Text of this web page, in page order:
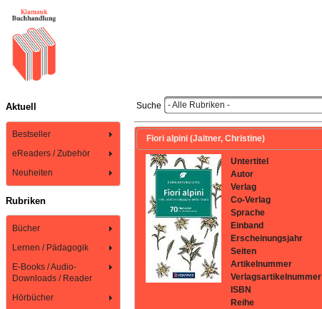
Aktuell
Bestseller
eReaders / Zubehör
Neuheiten
Rubriken
Bücher
Lernen / Pädagogik
E-Books / Audio-
Downloads / Reader
Hörbücher
Suche - Alle Rubriken -
Fiori alpini (Jaitner, Christine)
Untertitel
Autor
Verlag
Co-Verlag
Sprache
Einband
Erscheinungsjahr
Seiten
Artikelnummer
Verlagsartikelnummer
ISBN
Reihe